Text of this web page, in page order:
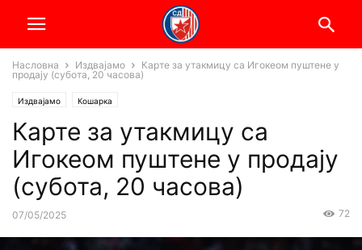
Насловна Издвајамо
Карте за утакмицу са Игокеом пуштене у
продају (субота, 20 часова)
Издвајамо Кошарка
Карте за утакмицу са
Игокеом пуштене у продају
(субота, 20 часова)
07/05/2025 72